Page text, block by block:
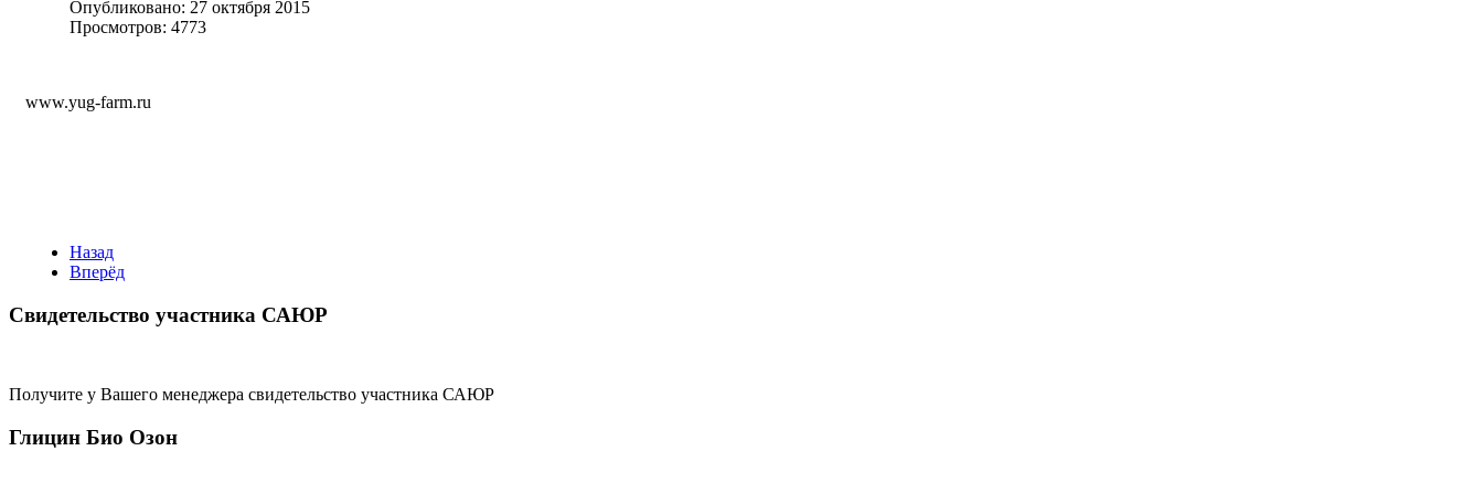
Опубликовано: 27 октября 2015
Просмотров: 4773
www.yug-farm.ru
Назад
Вперёд
Свидетельство участника САЮР
Получите у Вашего менеджера свидетельство участника САЮР
Глицин Био Озон